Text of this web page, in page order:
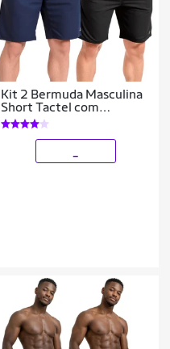
Kit 2 Bermuda Masculina
Short Tactel com
Elastano Treino Academia